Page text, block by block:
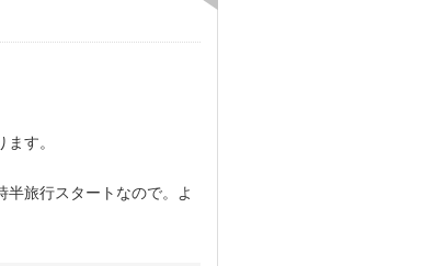
す。
旅行スタートなので。よ